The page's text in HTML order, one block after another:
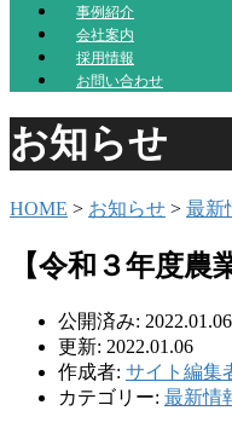
事例紹介
会社案内
採用情報
お問い合わせ
お知らせ
HOME > お知らせ > 最新
【令和３年度
公開済み: 2022.01.06
更新: 2022.01.06
作成者: サイト編集
カテゴリー: 最新情